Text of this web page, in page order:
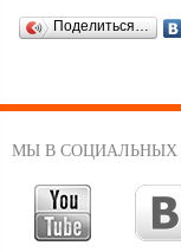
Поделиться…
МЫ В СОЦИАЛЬНЫХ